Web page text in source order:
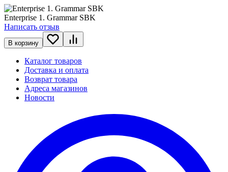
Enterprise 1. Grammar SBK
Написать отзыв
В корзину
Каталог товаров
Доставка и оплата
Возврат товара
Адреса магазинов
Новости